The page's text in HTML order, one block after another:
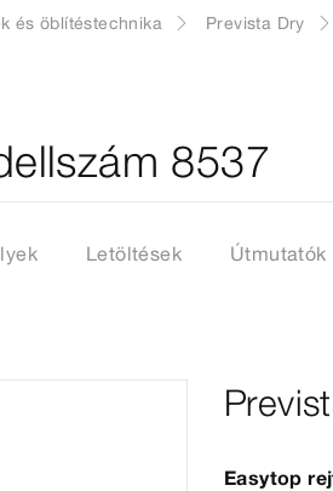
és öblítéstechnika Prevista Dry
8537
Letöltések Útmutatók
Easytop